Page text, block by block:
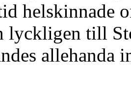
helskinnade
lyckligen till
allehanda